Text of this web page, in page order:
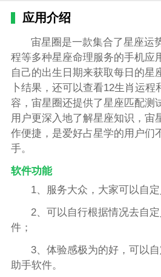
应用介绍
宙星圈是一款集合了星座运
程等多种星座命理服务的手机应
自己的出生日期来获取每日的星
卜结果，还可以查看12生肖运
容，宙星圈还提供了星座匹配测
用户更深入地了解星座知识，宙
作便捷，是爱好占星学的用户们
手。
软件功能
1、服务大众，大家可以自
2、可以自行根据情况去自
件；
3、体验感极为的好，可以
助手软件。